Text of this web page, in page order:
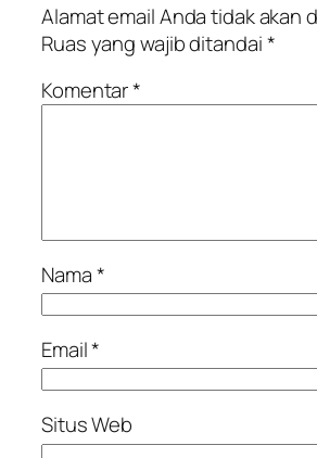
Alamat email Anda tidak akan
Ruas yang wajib ditandai*
Komentar*
Nama*
Email*
Situs Web